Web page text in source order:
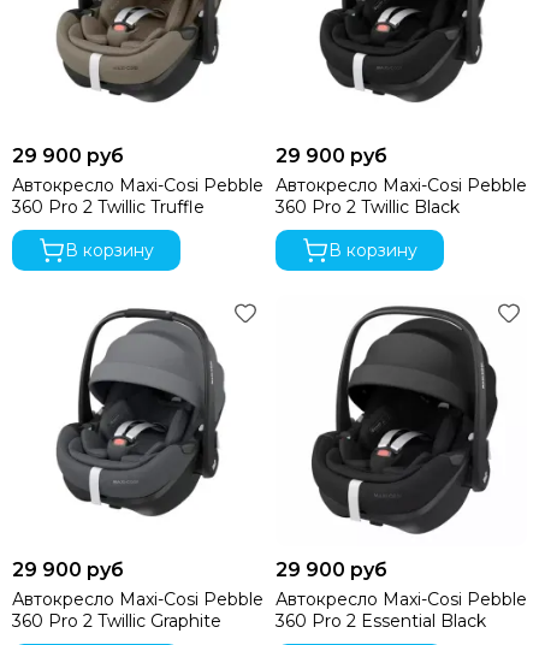
Pituso
Ramili
Recaro
Red Castle
Suavinex
Somelove
Sweet Baby
Swimtrainer
Tutis
Tutti di Mare
UPPAbaby
Valco Baby
Гандылян
Лель
Наследник Выжанова
29 900 руб
Автокресло Maxi-Cosi Pebble
360 Pro 2 Twillic Truffle
В корзину
29 900 руб
Автокресло Maxi-Cosi Pebble
360 Pro 2 Twillic Black
В корзину
29 900 руб
Автокресло Maxi-Cosi Pebble
360 Pro 2 Twillic Graphite
29 900 руб
Автокресло Maxi-Cosi Pebble
360 Pro 2 Essential Black